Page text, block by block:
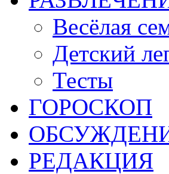
Весёлая
Детский
Тесты
ГОРОСКОП
РЕДАКЦИЯ